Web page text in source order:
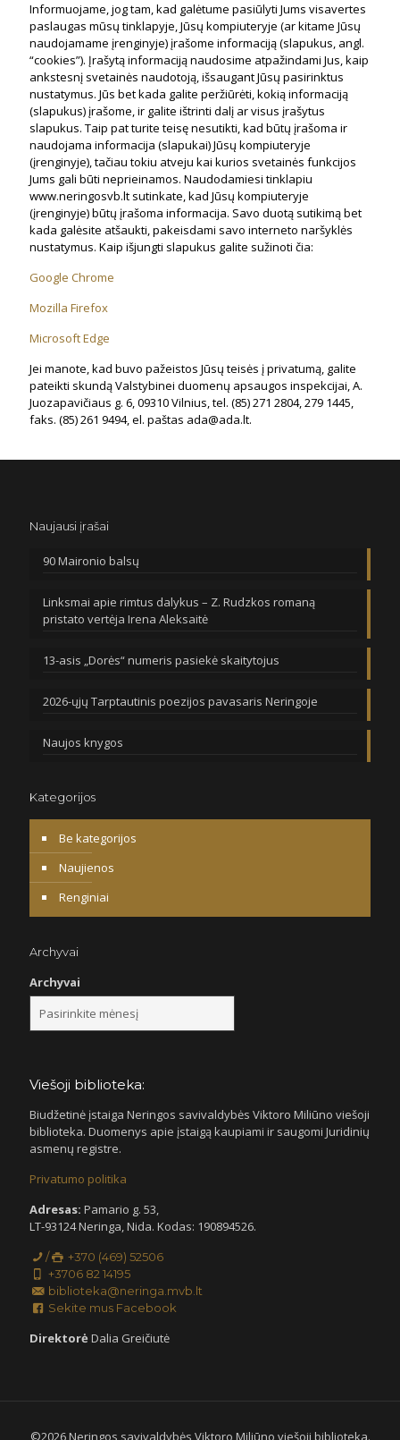
Informuojame, jog tam, kad galėtume pasiūlyti Jums visavertes
paslaugas mūsų tinklapyje, Jūsų kompiuteryje (ar kitame Jūsų
naudojamame įrenginyje) įrašome informaciją (slapukus, angl.
“cookies”). Įrašytą informaciją naudosime atpažindami Jus, kaip
ankstesnį svetainės naudotoją, išsaugant Jūsų pasirinktus
nustatymus. Jūs bet kada galite peržiūrėti, kokią informaciją
(slapukus) įrašome, ir galite ištrinti dalį ar visus įrašytus
slapukus. Taip pat turite teisę nesutikti, kad būtų įrašoma ir
naudojama informacija (slapukai) Jūsų kompiuteryje
(įrenginyje), tačiau tokiu atveju kai kurios svetainės funkcijos
Jums gali būti neprieinamos. Naudodamiesi tinklapiu
www.neringosvb.lt sutinkate, kad Jūsų kompiuteryje
(įrenginyje) būtų įrašoma informacija. Savo duotą sutikimą bet
kada galėsite atšaukti, pakeisdami savo interneto naršyklės
nustatymus. Kaip išjungti slapukus galite sužinoti čia:
Google Chrome
Mozilla Firefox
Microsoft Edge
Jei manote, kad buvo pažeistos Jūsų teisės į privatumą, galite
pateikti skundą Valstybinei duomenų apsaugos inspekcijai, A.
Juozapavičiaus g. 6, 09310 Vilnius, tel. (85) 271 2804, 279 1445,
faks. (85) 261 9494, el. paštas ada@ada.lt.
Naujausi įrašai
90 Maironio balsų
Linksmai apie rimtus dalykus – Z. Rudzkos romaną
pristato vertėja Irena Aleksaitė
13-asis „Dorės“ numeris pasiekė skaitytojus
2026-ųjų Tarptautinis poezijos pavasaris Neringoje
Naujos knygos
Kategorijos
Be kategorijos
Naujienos
Renginiai
Archyvai
Archyvai
Viešoji biblioteka:
Biudžetinė įstaiga Neringos savivaldybės Viktoro Miliūno viešoji
biblioteka. Duomenys apie įstaigą kaupiami ir saugomi Juridinių
asmenų registre.
Privatumo politika
Adresas: Pamario g. 53,
LT-93124 Neringa, Nida. Kodas: 190894526.
/
+370 (469) 52506
+3706 82 14195
biblioteka@neringa.mvb.lt
Sekite mus Facebook
Direktorė Dalia Greičiutė
©2026 Neringos savivaldybės Viktoro Miliūno viešoji biblioteka.